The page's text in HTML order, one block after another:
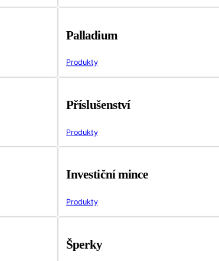
Palladium
Produkty
Příslušenství
Produkty
Investiční mince
Produkty
Šperky